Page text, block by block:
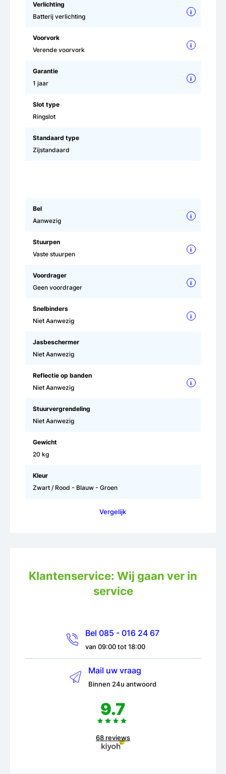
Verlichting
Batterij verlichting
i
Voorvork
Verende voorvork
i
Garantie
1 jaar
i
Slot type
Ringslot
Standaard type
Zijstandaard
Bel
Aanwezig
i
Stuurpen
Vaste stuurpen
i
Voordrager
Geen voordrager
i
Snelbinders
Niet Aanwezig
i
Jasbeschermer
Niet Aanwezig
Reflectie op banden
Niet Aanwezig
i
Stuurvergrendeling
Niet Aanwezig
Gewicht
20 kg
Kleur
Zwart / Rood - Blauw - Groen
Vergelijk
Klantenservice: Wij gaan ver in
service
Bel 085 - 016 24 67
van 09:00 tot 18:00
Mail uw vraag
Binnen 24u antwoord
9.7
68 reviews